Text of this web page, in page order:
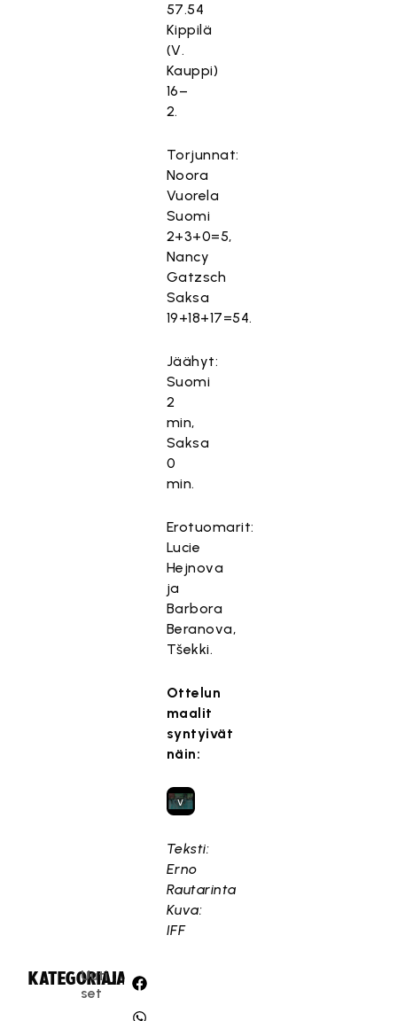
57.54
Kippilä
(V.
Kauppi)
16–
2.
Torjunnat:
Noora
Vuorela
Suomi
2+3+0=5,
Nancy
Gatzsch
Saksa
19+18+17=54.
Jäähyt:
Suomi
2
min,
Saksa
0
min.
Erotuomarit:
Lucie
Hejnova
ja
Barbora
Beranova,
Tšekki.
Ottelun
maalit
syntyivät
näin:
T
s
t
e
t
t
y
,
k
s
k
a
s
v
a
a
Teksti:
Erno
Rautarinta
Kuva:
IFF
KATEGORIA:
Uuti
set
JAA: